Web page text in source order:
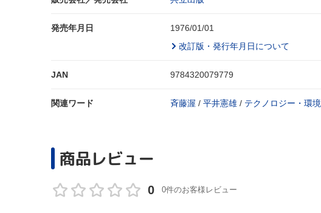
発売年月日
1976/01/01
改訂版・発行年月日について
JAN 9784320079779
関連ワード 斉藤渥 / 平井憲雄 / テクノロジー・環境
商品レビュー
0 0件のお客様レビュー